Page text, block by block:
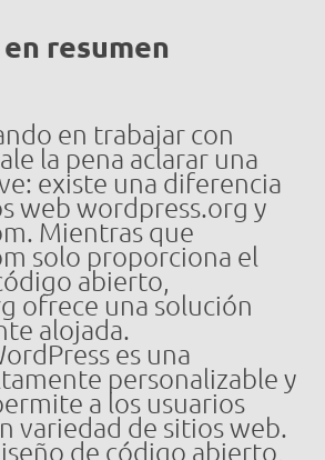
resumen
en trabajar con
la pena aclarar una
existe una diferencia
web wordpress.org y
Mientras que
solo proporciona el
abierto,
ofrece una solución
alojada.
es una
personalizable y
a los usuarios
variedad de sitios web.
de código abierto,